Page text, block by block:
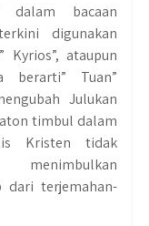
dalam bacaan
digunakan
ataupun
berarti” Tuan”
Julukan
timbul dalam
Kristen tidak
dari terjemahan-